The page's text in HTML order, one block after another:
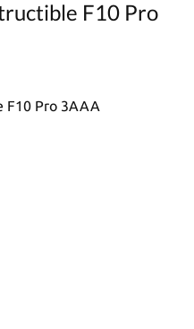
F10 Pro